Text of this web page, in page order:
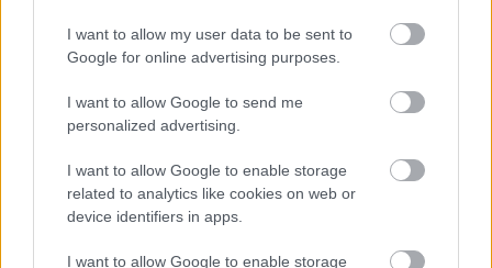
I want to allow my user data to be sent to
Google for online advertising purposes.
I want to allow Google to send me
personalized advertising.
I want to allow Google to enable storage
related to analytics like cookies on web or
device identifiers in apps.
I want to allow Google to enable storage
Köszönöm az e-maileket és a válaszokat, sokan
helyesen tudják, hogy a levendula a Földközi tenger
is írja :) A szerencsés nyertesek: Klubecz Anikó,
Babinszki Edit és Virágné Fejes Éva. E-mailben
Virágos Valentin napot!